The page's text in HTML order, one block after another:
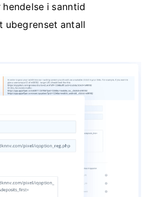
i sanntid
ubegrenset antall